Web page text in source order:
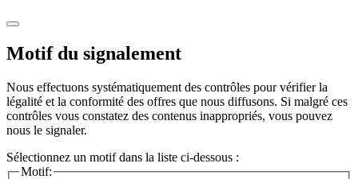
Motif du signalement
Nous effectuons systématiquement des contrôles pour vérifier la
légalité et la conformité des offres que nous diffusons. Si malgré ces
contrôles vous constatez des contenus inappropriés, vous pouvez
nous le signaler.
Sélectionnez un motif dans la liste ci-dessous :
Motif: